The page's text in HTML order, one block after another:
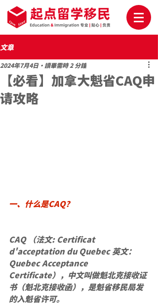
文章
【必看】加拿大魁省CAQ申
请攻略
2024年7月4日 讀畢需時 2 分鐘
一、什么是CAQ？
CAQ （法文: Certificat
d'acceptation du Quebec 英文：
Quebec Acceptance
Certificate），中文叫做魁北克接收证
书（魁北克接收函），是魁省移民局发
的入魁省许可。